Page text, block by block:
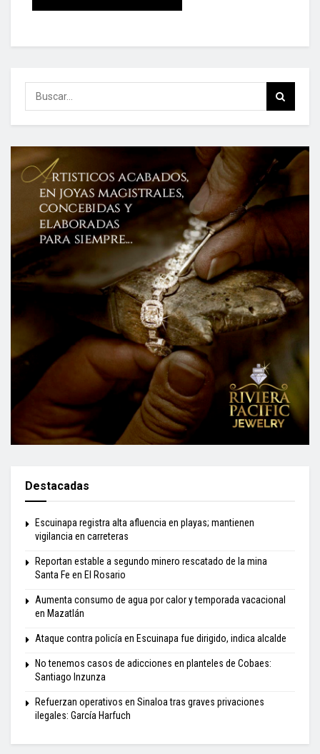
Destacadas
Escuinapa registra alta afluencia en playas; mantienen
vigilancia en carreteras
Reportan estable a segundo minero rescatado de la mina
Santa Fe en El Rosario
Aumenta consumo de agua por calor y temporada vacacional
en Mazatlán
Ataque contra policía en Escuinapa fue dirigido, indica alcalde
No tenemos casos de adicciones en planteles de Cobaes:
Santiago Inzunza
Refuerzan operativos en Sinaloa tras graves privaciones
ilegales: García Harfuch